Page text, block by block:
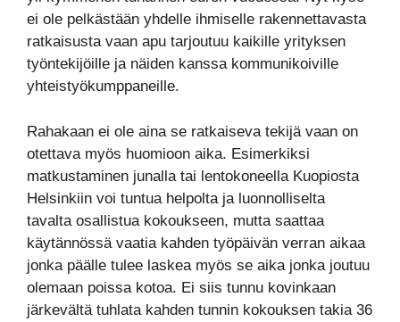
ei ole pelkästään yhdelle ihmiselle rakennettavasta
ratkaisusta vaan apu tarjoutuu kaikille yrityksen
työntekijöille ja näiden kanssa kommunikoiville
yhteistyökumppaneille.
Rahakaan ei ole aina se ratkaiseva tekijä vaan on
otettava myös huomioon aika. Esimerkiksi
matkustaminen junalla tai lentokoneella Kuopiosta
Helsinkiin voi tuntua helpolta ja luonnolliselta
tavalta osallistua kokoukseen, mutta saattaa
käytännössä vaatia kahden työpäivän verran aikaa
jonka päälle tulee laskea myös se aika jonka joutuu
olemaan poissa kotoa. Ei siis tunnu kovinkaan
järkevältä tuhlata kahden tunnin kokouksen takia 36